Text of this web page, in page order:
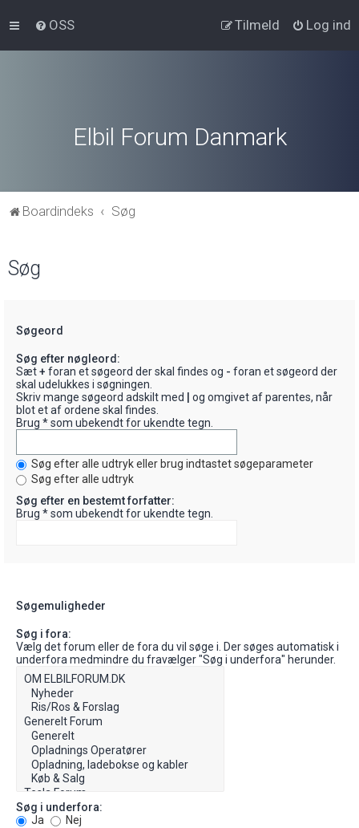
OSS Log ind
Tilmeld
Elbil Forum Danmark
Boardindeks Søg
Søg
Søgeord
Søg efter nøgleord:
Sæt+ foran et søgeord der skal findes og - foran et søgeord der
skal udelukkes i søgningen.
Skriv mange søgeord adskilt med
og omgivet af parentes, når
blot et af ordene skal findes.
Brug * som ubekendt for ukendte tegn.
Søg efter alle udtryk eller brug indtastet søgeparameter
Søg efter alle udtryk
Søg efter en bestemt forfatter:
Brug * som ubekendt for ukendte tegn.
Søgemuligheder
Søg i fora:
Vælg det forum eller de fora du vil søge i. Der søges automatisk i
underfora medmindre du fravælger "Søg i underfora" herunder.
Søg i underfora:
Ja
Nej